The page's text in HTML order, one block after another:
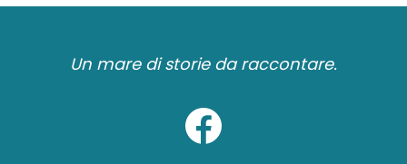
Un mare di storie da raccontare.